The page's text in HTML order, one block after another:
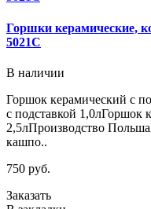
Горшки керамические,
5021C
В наличии
Горшок керамический с
с подставкой 1,0лГоршок
2,5лПроизводство
кашпо..
750 руб.
Заказать